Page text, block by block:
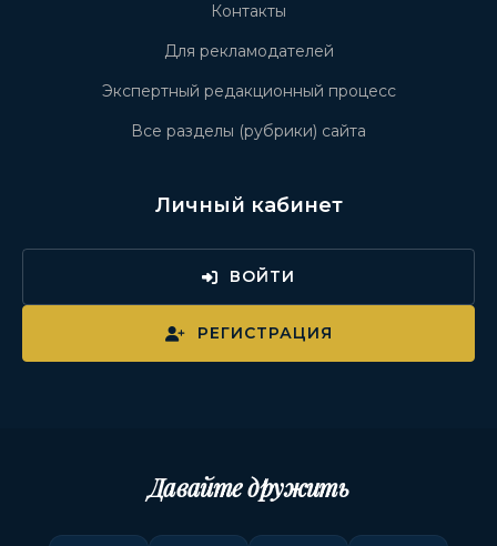
Контакты
Для рекламодателей
Экспертный редакционный процесс
Все разделы (рубрики) сайта
Личный кабинет
ВОЙТИ
РЕГИСТРАЦИЯ
Давайте дружить